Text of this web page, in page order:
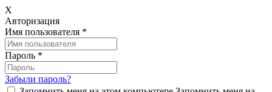
X
Авторизация
Имя пользователя *
Пароль *
Забыли пароль?